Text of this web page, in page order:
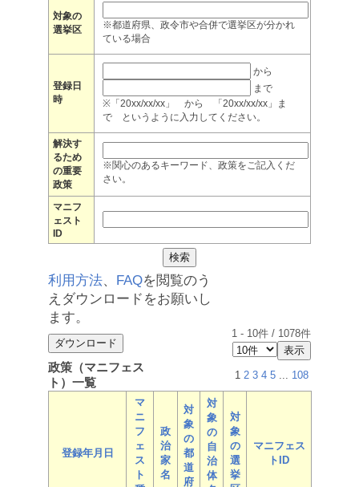
対象の
選挙区
※都道府県、政令市や合併で選挙区が分かれ
ている場合
登録日
時
から
まで
※「20xx/xx/xx」 から 「20xx/xx/xx」ま
で というように入力してください。
解決す
るため
の重要
政策
※関心のあるキーワード、政策をご記入くだ
さい。
マニフ
ェスト
ID
利用方法、 FAQを閲覧のう
えダウンロードをお願いし
ます。
1 - 10件 / 1078件
政策（マニフェス
ト）一覧
1 2 3 4 5 ... 108
登録年月日
マ
ニ
フ
ェ
ス
ト
政
治
家
名
対
象
の
都
道
府
対
象
の
自
治
体
対
象
の
選
挙
マニフェス
トID